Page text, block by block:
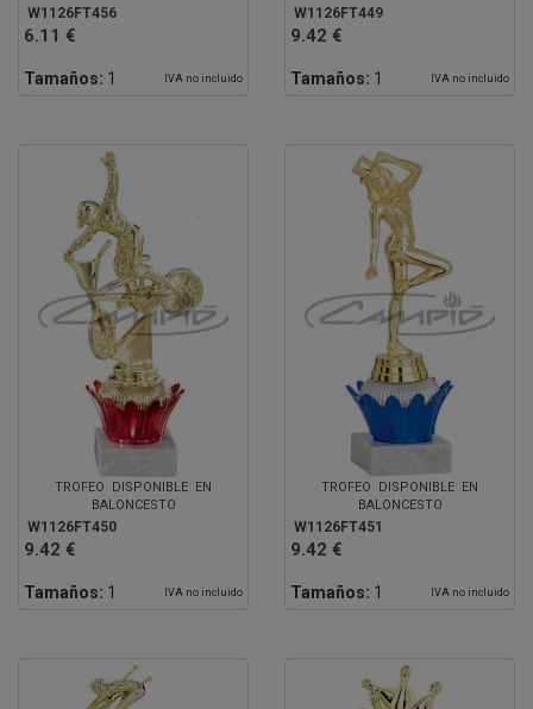
W1126FT456
6.11 €
Tamaños: 1 IVA no incluido
W1126FT449
9.42 €
Tamaños: 1 IVA no incluido
TROFEO DISPONIBLE EN
BALONCESTO
W1126FT450
9.42 €
Tamaños: 1 IVA no incluido
TROFEO DISPONIBLE EN
BALONCESTO
W1126FT451
9.42 €
Tamaños: 1 IVA no incluido